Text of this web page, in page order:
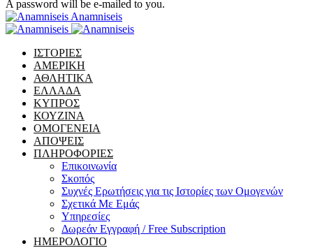
A password will be e-mailed to you.
Anamniseis
ΙΣΤΟΡΙΕΣ
ΑΜΕΡΙΚΗ
ΑΘΛΗΤΙΚΑ
ΕΛΛΑΔΑ
ΚΥΠΡΟΣ
ΚΟΥΖΙΝΑ
ΟΜΟΓΕΝΕΙΑ
ΑΠΟΨΕΙΣ
ΠΛΗΡΟΦΟΡΙΕΣ
Επικοινωνία
Σκοπός
Συχνές Ερωτήσεις για τις Ιστορίες των Ομογενών
Σχετικά Με Εμάς
Υπηρεσίες
Δωρεάν Εγγραφή / Free Subscription
ΗΜΕΡΟΛΟΓΙΟ